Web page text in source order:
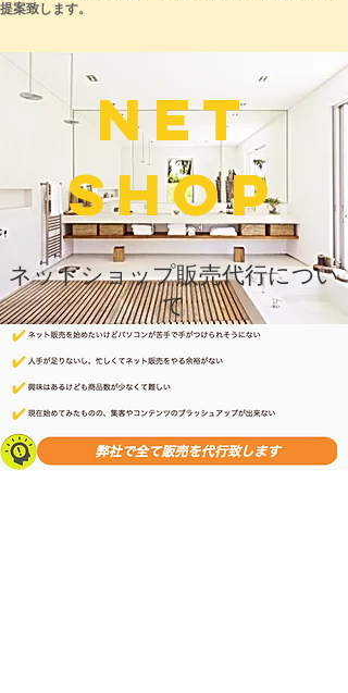
提案致します。
NET
SHOP
​ネットショップ販売代行につい
て